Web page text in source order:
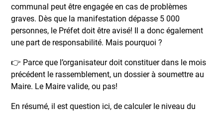
communal peut être engagée en cas de problèmes
graves. Dès que la manifestation dépasse 5 000
personnes, le Préfet doit être avisé! Il a donc également
une part de responsabilité. Mais pourquoi ?
👉 Parce que l’organisateur doit constituer dans le mois
précédent le rassemblement, un dossier à soumettre au
Maire. Le Maire valide, ou pas!
En résumé, il est question ici, de calculer le niveau du